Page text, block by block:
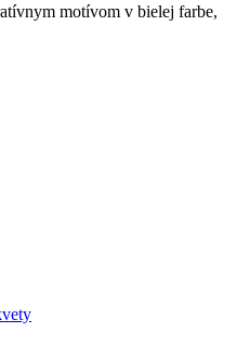
motívom v bielej farbe,